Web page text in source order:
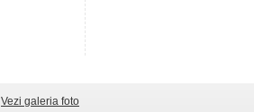
Vezi galeria foto